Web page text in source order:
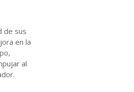
de sus
en la
al